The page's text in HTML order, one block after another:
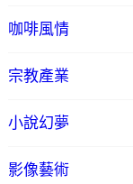
咖啡風情
宗教產業
小說幻夢
影像藝術